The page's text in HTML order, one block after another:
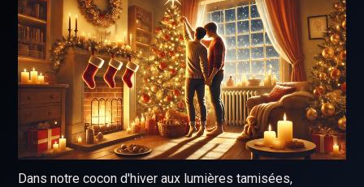
Dans notre cocon d'hiver aux lumières tamisées,